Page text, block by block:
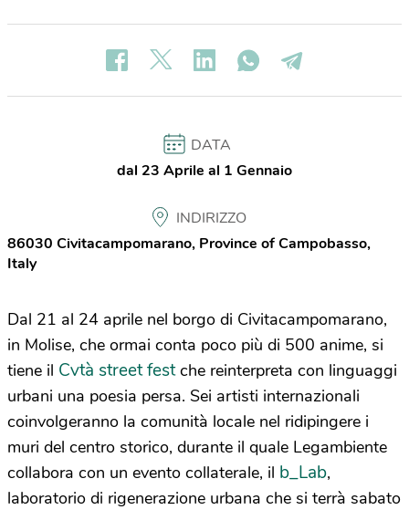
DATA
dal 23 Aprile al 1 Gennaio
INDIRIZZO
86030 Civitacampomarano, Province of Campobasso,
Italy
Dal 21 al 24 aprile nel borgo di Civitacampomarano,
in Molise, che ormai conta poco più di 500 anime, si
tiene il Cvtà street festche reinterpreta con linguaggi
urbani una poesia persa. Sei artisti internazionali
coinvolgeranno la comunità locale nel ridipingere i
muri del centro storico, durante il quale Legambiente
collabora con un evento collaterale, il b_Lab,
laboratorio di rigenerazione urbana che si terrà sabato